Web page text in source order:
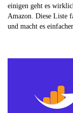
einigen geht es
Amazon. Diese Liste
und macht es